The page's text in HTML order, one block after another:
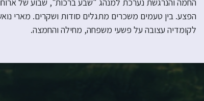
הפצע. בין טעמים משכרים מתגלים סודות ושקרים. מארי
לקומדיה עצובה על פשעי משפחה, מחילה והחמצה.